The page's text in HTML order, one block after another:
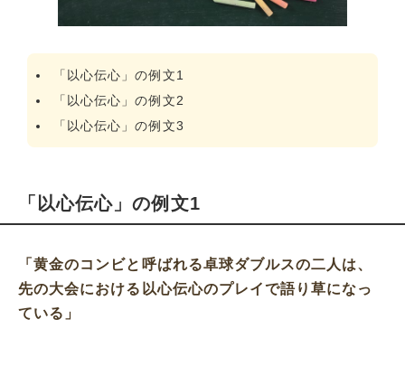
「以心伝心」の例文1
「以心伝心」の例文2
「以心伝心」の例文3
「以心伝心」の例文1
「黄金のコンビと呼ばれる卓球ダブルスの二人は、
先の大会における以心伝心のプレイで語り草になっ
ている」